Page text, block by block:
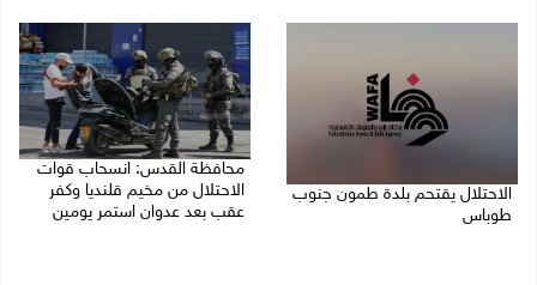
الاحتلال يقتحم بلدة طمون جنوب
طوباس
محافظة القدس: انسحاب قوات
الاحتلال من مخيم قلنديا وكفر
عقب بعد عدوان استمر يومين